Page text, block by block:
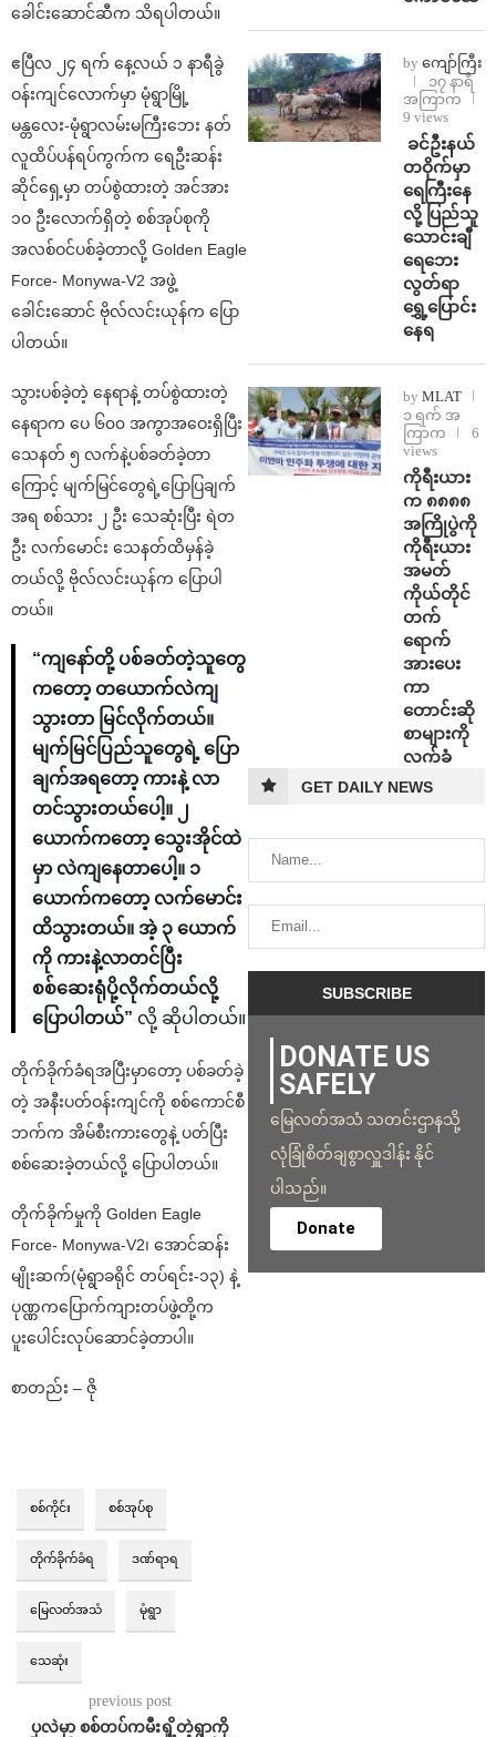
ခေါင်းဆောင်ဆီက သိရပါတယ်။
ဧပြီလ ၂၄ ရက် နေ့လယ် ၁ နာရီခွဲ
ဝန်းကျင်လောက်မှာ မုံရွာမြို့
မန္တလေး-မုံရွာလမ်းမကြီးဘေး နတ်
လူထိပ်ပန်ရပ်ကွက်က ရေဦးဆန်း
ဆိုင်ရှေ့မှာ တပ်စွဲထားတဲ့ အင်အား
၁၀ ဦးလောက်ရှိတဲ့ စစ်အုပ်စုကို
အလစ်ဝင်ပစ်ခဲ့တာလို့ Golden Eagle
Force- Monywa-V2 အဖွဲ့
ခေါင်းဆောင် ဗိုလ်လင်းယုန်က ပြော
ပါတယ်။
သွားပစ်ခဲ့တဲ့ နေရာနဲ့ တပ်စွဲထားတဲ့
နေရာက ပေ ၆၀၀ အကွာအဝေးရှိပြီး
သေနတ် ၅ လက်နဲ့ပစ်ခတ်ခဲ့တာ
ကြောင့် မျက်မြင်တွေရဲ့ပြောပြချက်
အရ စစ်သား ၂ ဦး သေဆုံးပြီး ရဲတ
ဦး လက်မောင်း သေနတ်ထိမှန်ခဲ့
တယ်လို့ ဗိုလ်လင်းယုန်က ပြောပါ
တယ်။
“ကျနော်တို့ ပစ်ခတ်တဲ့သူတွေ
ကတော့ တယောက်လဲကျ
သွားတာ မြင်လိုက်တယ်။
မျက်မြင်ပြည်သူတွေရဲ့ ပြော
ချက်အရတော့ ကားနဲ့ လာ
တင်သွားတယ်ပေါ့။ ၂
ယောက်ကတော့ သွေးအိုင်ထဲ
မှာ လဲကျနေတာပေါ့။ ၁
ယောက်ကတော့ လက်မောင်း
ထိသွားတယ်။ အဲ့ ၃ ယောက်
ကို ကားနဲ့လာတင်ပြီး
စစ်ဆေးရုံပို့လိုက်တယ်လို့
ပြောပါတယ်” လို့ ဆိုပါတယ်။
တိုက်ခိုက်ခံရအပြီးမှာတော့ ပစ်ခတ်ခဲ့
တဲ့ အနီးပတ်ဝန်းကျင်ကို စစ်ကောင်စီ
ဘက်က အိမ်စီးကားတွေနဲ့ ပတ်ပြီး
စစ်ဆေးခဲ့တယ်လို့ ပြောပါတယ်။
တိုက်ခိုက်မှုကို Golden Eagle
Force- Monywa-V2၊ အောင်ဆန်း
မျိုးဆက်(မုံရွာခရိုင် တပ်ရင်း-၁၃) နဲ့
ပုဏ္ဏကပြောက်ကျားတပ်ဖွဲ့တို့က
ပူးပေါင်းလုပ်ဆောင်ခဲ့တာပါ။
စာတည်း – ဇို
စစ်ကိုင်း စစ်အုပ်စု
တိုက်ခိုက်ခံရ ဒဏ်ရာရ
မြေလတ်အသံ မုံရွာ
သေဆုံး
previous post
ပုလဲမှာ စစ်တပ်ကမီးရှို့တဲ့ရွာကို
by ကျော်ကြီး
၁၇ နာရီ
အကြာက
9 views
⁩ ⁨ခင်ဦးနယ်
တဝိုက်မှာ
ရေကြီးနေ
လို့ ပြည်သူ
သောင်းချီ
ရေဘေး
လွတ်ရာ
ရွှေ့ပြောင်း
နေရ
by MLAT
၁ ရက် အ
ကြာက
6
views
ကိုရီးယား
က ၈၈၈၈
အကြိုပွဲကို
ကိုရီးယား
အမတ်
ကိုယ်တိုင်
တက်
ရောက်
အားပေး
ကာ
တောင်းဆို
စာများကို
လက်ခံ
GET DAILY NEWS
DONATE US
SAFELY
မြေလတ်အသံ သတင်းဌာနသို့
လုံခြုံစိတ်ချစွာလှူဒါန်း နိုင်
ပါသည်။
Donate